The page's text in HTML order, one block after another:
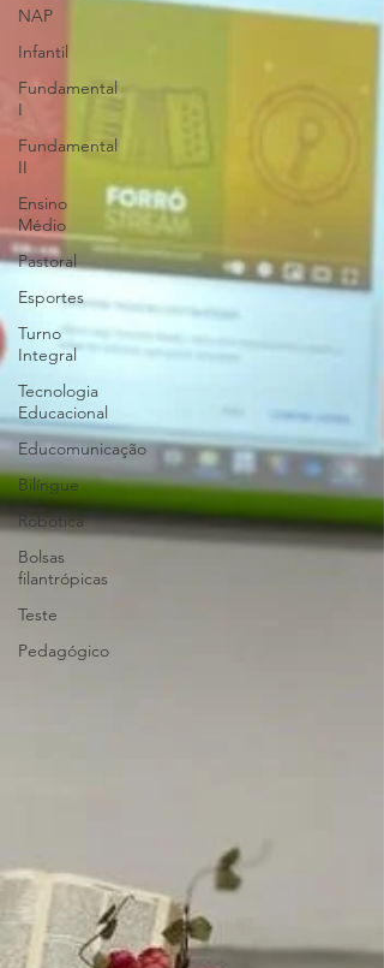
NAP
Infantil
Fundamental
I
Fundamental
II
Ensino
Médio
Pastoral
Esportes
Turno
Integral
Tecnologia
Educacional
Educomunicação
Bilíngue
Robótica
Bolsas
filantrópicas
Teste
Pedagógico